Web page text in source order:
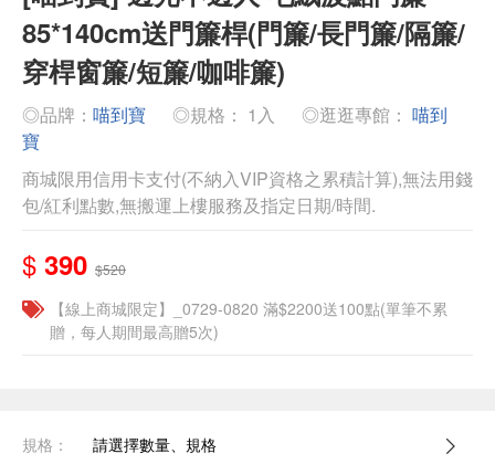
85*140cm送門簾桿(門簾/長門簾/隔簾/
穿桿窗簾/短簾/咖啡簾)
◎品牌： 喵到寶 ◎規格： 1入 ◎逛逛專館： 喵到
寶
商城限用信用卡支付(不納入VIP資格之累積計算),無法用錢
包/紅利點數,無搬運上樓服務及指定日期/時間.
$ 390 $520
【線上商城限定】_0729-0820 滿$2200送100點(單筆不累
贈，每人期間最高贈5次)
規格： 請選擇數量、規格